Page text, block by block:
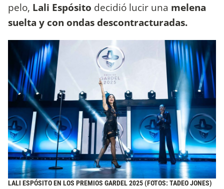
pelo, Lali Espósito decidió lucir una melena
suelta y con ondas descontracturadas.
LALI ESPÓSITO EN LOS PREMIOS GARDEL 2025 (FOTOS: TADEO JONES)